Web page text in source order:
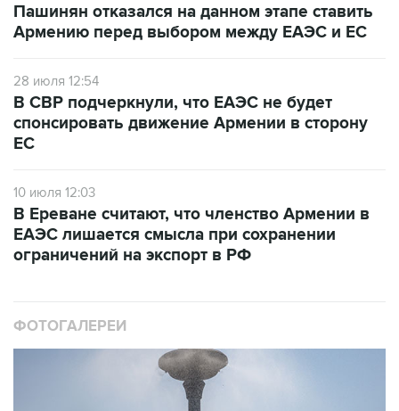
Пашинян отказался на данном этапе ставить
Армению перед выбором между ЕАЭС и ЕС
28 июля 12:54
В СВР подчеркнули, что ЕАЭС не будет
спонсировать движение Армении в сторону
ЕС
10 июля 12:03
В Ереване считают, что членство Армении в
ЕАЭС лишается смысла при сохранении
ограничений на экспорт в РФ
ФОТОГАЛЕРЕИ